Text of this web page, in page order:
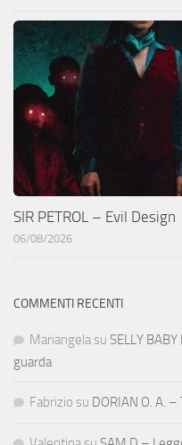
SIR PETROL – Evil Design
06/08/2026
COMMENTI RECENTI
Mariangela su SELLY
guarda
Fabrizio su DORIAN O. A. –